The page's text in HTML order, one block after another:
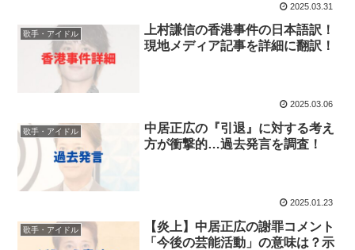
2025.03.31
歌手・アイドル
上村謙信の香港事件の日本語訳！
現地メディア記事を詳細に翻訳！
2025.03.06
歌手・アイドル
中居正広の『引退』に対する考え
方が衝撃的…過去発言を調査！
2025.01.23
歌手・アイドル
【炎上】中居正広の謝罪コメント
「今後の芸能活動」の意味は？示